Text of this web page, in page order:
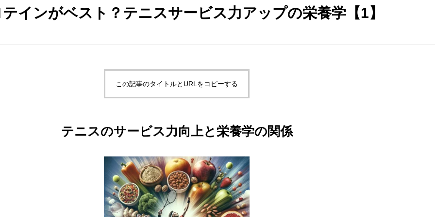
インがベスト？テニスサービス力アップの栄養学【1】
この記事のタイトルとURLをコピーする
テニスのサービス力向上と栄養学の関係